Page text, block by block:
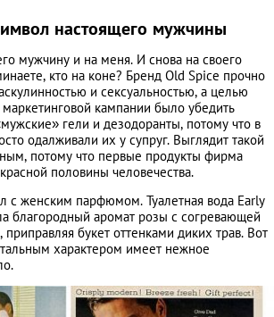
настоящего мужчины
мужчину и на меня. И снова на своего
кто на коне? Бренд Old Spice прочно
и сексуальностью, а целью
маркетинговой кампании было убедить
гели и дезодоранты, потому что в
одалживали их у супруг. Выглядит такой
потому что первые продукты фирма
половины человечества.
с женским парфюмом. Туалетная вода Early
благородный аромат розы с согревающей
приправляя букет оттенками диких трав. Вот
характером имеет нежное